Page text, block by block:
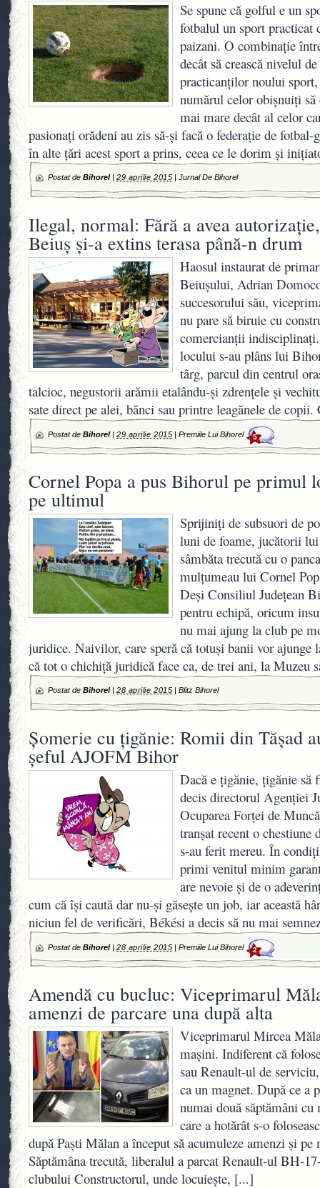
Se spune că golful e un
fotbalul un sport practicat
paizani. O combinaţie
decât să crească nivelul
practicanţilor noului
numărul celor obişnuiţi
mai mare decât al celor
pasionaţi orădeni au zis să-şi facă o federaţie de
în alte ţări acest sport a prins, ceea ce le dorim şi
Postat de Bihorel| 29 aprilie 2015 |Jurnal De Bihorel
Ilegal, normal: Fără a avea
Beiuş şi-a extins terasa până-n drum
Haosul instaurat de
Beiuşului, Adrian
succesorului său,
nu pare să biruie cu
comercianţii
locului s-au plâns lui
târg, parcul din centrul
talcioc, negustorii arămii etalându-şi zdrenţele şi
sate direct pe alei, bănci sau printre leagănele de
Postat de Bihorel| 29 aprilie 2015 |Premiile Lui Bihorel 5
Cornel Popa a pus Bihorul pe primul
pe ultimul
Sprijiniţi de subsuori de
luni de foame, jucătorii
sâmbăta trecută cu o
mulţumeau lui Cornel
Deşi Consiliul Judeţean
pentru echipă, oricum
nu mai ajung la club pe
juridice. Naivilor, care speră că totuşi banii vor ajunge
că tot o chichiţă juridică face ca, de trei ani, la Muzeu
Postat de Bihorel| 28 aprilie 2015 |Blitz Bihorel
Şomerie cu ţigănie: Romii din Tăşad
şeful AJOFM Bihor
Dacă e ţigănie, ţigănie să
decis directorul Agenţiei
Ocuparea Forţei de
tranşat recent o chestiune
s-au ferit mereu. În
primi venitul minim
are nevoie şi de o
cum că îşi caută dar nu-şi găseşte un job, iar această
niciun fel de verificări, Békési a decis să nu mai
Postat de Bihorel| 28 aprilie 2015 |Premiile Lui Bihorel 2
Amendă cu bucluc: Viceprimarul
amenzi de parcare una după alta
Viceprimarul Mircea
maşini. Indiferent că
sau Renault-ul de
ca un magnet. După ce a
numai două săptămâni cu
care a hotărât s-o
după Paşti Mălan a început să acumuleze amenzi şi
Săptămâna trecută, liberalul a parcat Renault-ul BH-
clubului Constructorul, unde locuieşte, [...]